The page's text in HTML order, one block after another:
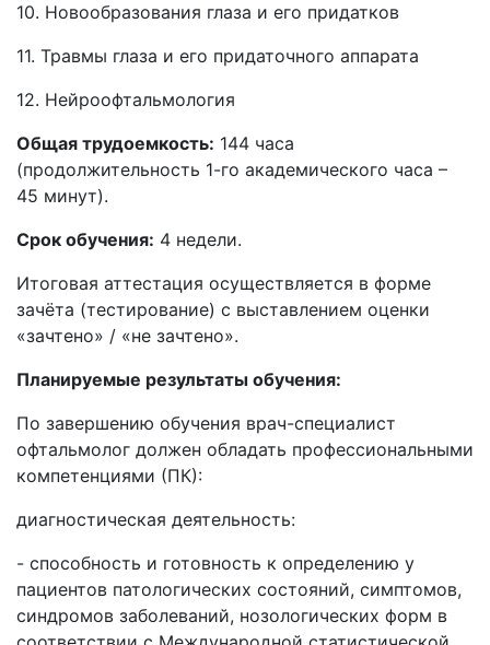
10. Новообразования глаза и его придатков
11. Травмы глаза и его придаточного аппарата
12. Нейроофтальмология
Общая трудоемкость: 144 часа
(продолжительность 1-го академического часа –
45 минут).
Срок обучения: 4 недели.
Итоговая аттестация осуществляется в форме
зачёта (тестирование) с выставлением оценки
«зачтено» / «не зачтено».
Планируемые результаты обучения:
По завершению обучения врач-специалист
офтальмолог должен обладать профессиональными
компетенциями (ПК):
диагностическая деятельность:
- способность и готовность к определению у
пациентов патологических состояний, симптомов,
синдромов заболеваний, нозологических форм в